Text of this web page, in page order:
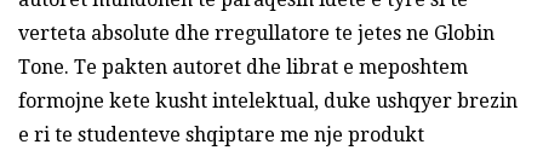
verteta absolute dhe rregullatore te jetes ne Globin
Tone. Te pakten autoret dhe librat e meposhtem
formojne kete kusht intelektual, duke ushqyer brezin
e ri te studenteve shqiptare me nje produkt